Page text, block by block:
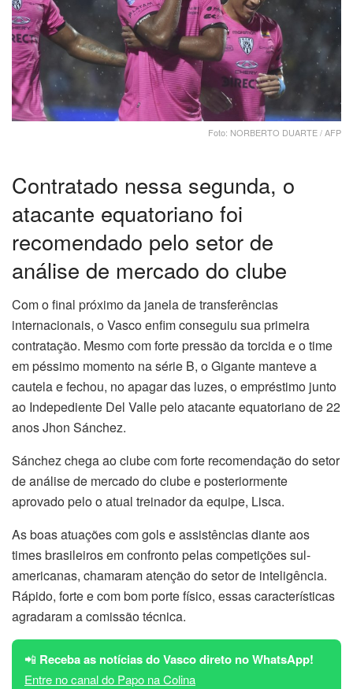
Foto: NORBERTO DUARTE / AFP
Contratado nessa segunda, o
atacante equatoriano foi
recomendado pelo setor de
análise de mercado do clube
Com o final próximo da janela de transferências
internacionais, o Vasco enfim conseguiu sua primeira
contratação. Mesmo com forte pressão da torcida e o time
em péssimo momento na série B, o Gigante manteve a
cautela e fechou, no apagar das luzes, o empréstimo junto
ao Indepediente Del Valle pelo atacante equatoriano de 22
anos Jhon Sánchez.
Sánchez chega ao clube com forte recomendação do setor
de análise de mercado do clube e posteriormente
aprovado pelo o atual treinador da equipe, Lisca.
As boas atuações com gols e assistências diante aos
times brasileiros em confronto pelas competições sul-
americanas, chamaram atenção do setor de inteligência.
Rápido, forte e com bom porte físico, essas características
agradaram a comissão técnica.
📲 Receba as notícias do Vasco direto no WhatsApp!
Entre no canal do Papo na Colina